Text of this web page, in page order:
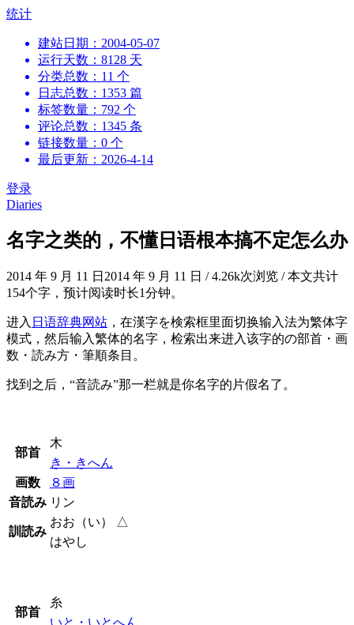
跳
统计
建站日期：2004-05-07
运行天数：8128 天
分类总数：11 个
日志总数：1353 篇
标签数量：792 个
评论总数：1345 条
链接数量：0 个
最后更新：2026-4-14
登录
Diaries
名字之类的，不懂日语根本搞不定怎么办
2014 年 9 月 11 日 2014 年 9 月 11 日 /4.26k次浏览 /本文共计
154个字，预计阅读时长1分钟。
进入 日语辞典网站 ，在漢字を検索框里面切换输入法为繁体字
模式，然后输入繁体的名字，检索出来进入该字的の部首・画
数・読み方・筆順条目。
找到之后，“音読み”那一栏就是你名字的片假名了。
部首
木
き・きへん
画数
８画
音読み リン
訓読み
おお（い） △
はやし
部首
糸
いと・いとへん